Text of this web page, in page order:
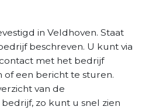
in Veldhoven. Staat
beschreven. U kunt via
met het bedrijf
een bericht te sturen.
van de
zo kunt u snel zien